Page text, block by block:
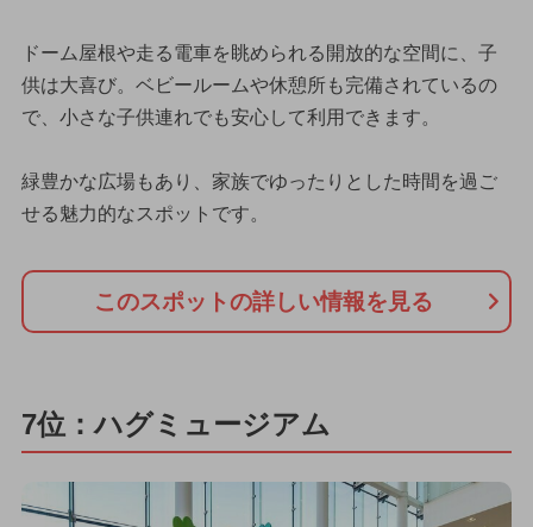
ドーム屋根や走る電車を眺められる開放的な空間に、子
供は大喜び。ベビールームや休憩所も完備されているの
で、小さな子供連れでも安心して利用できます。
緑豊かな広場もあり、家族でゆったりとした時間を過ご
せる魅力的なスポットです。
このスポットの詳しい情報を見る
7位：ハグミュージアム